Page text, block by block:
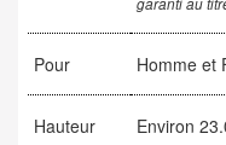
Pour Homme et
Hauteur Environ